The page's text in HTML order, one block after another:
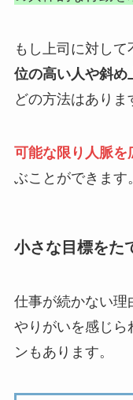
もし上司に対し
位の高い人や斜め
どの方法はありま
可能な限り人脈を
ぶことができます。
小さな目標をた
仕事が続かない理
やりがいを感じら
ンもあります。